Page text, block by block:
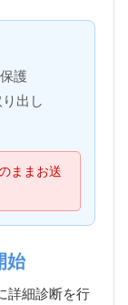
護
出し
ままお送
始
詳細診断を行